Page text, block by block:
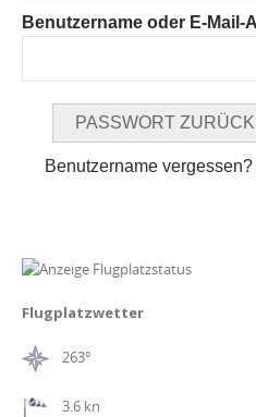
Benutzername oder E-Mail-
Benutzername vergessen?
Flugplatzwetter
263°
3.6 kn